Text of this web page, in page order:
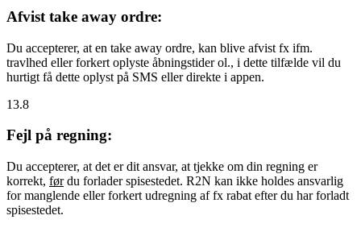
Afvist take away ordre:
Du accepterer, at en take away ordre, kan blive afvist fx ifm.
travlhed eller forkert oplyste åbningstider ol., i dette tilfælde vil du
hurtigt få dette oplyst på SMS eller direkte i appen.
13.8
Fejl på regning:
Du accepterer, at det er dit ansvar, at tjekke om din regning er
korrekt, førdu forlader spisestedet. R2N kan ikke holdes ansvarlig
for manglende eller forkert udregning af fx rabat efter du har forladt
spisestedet.